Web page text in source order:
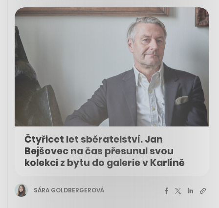
Čtyřicet let sběratelství. Jan
Bejšovec na čas přesunul svou
kolekci z bytu do galerie v Karlíně
SÁRA GOLDBERGEROVÁ